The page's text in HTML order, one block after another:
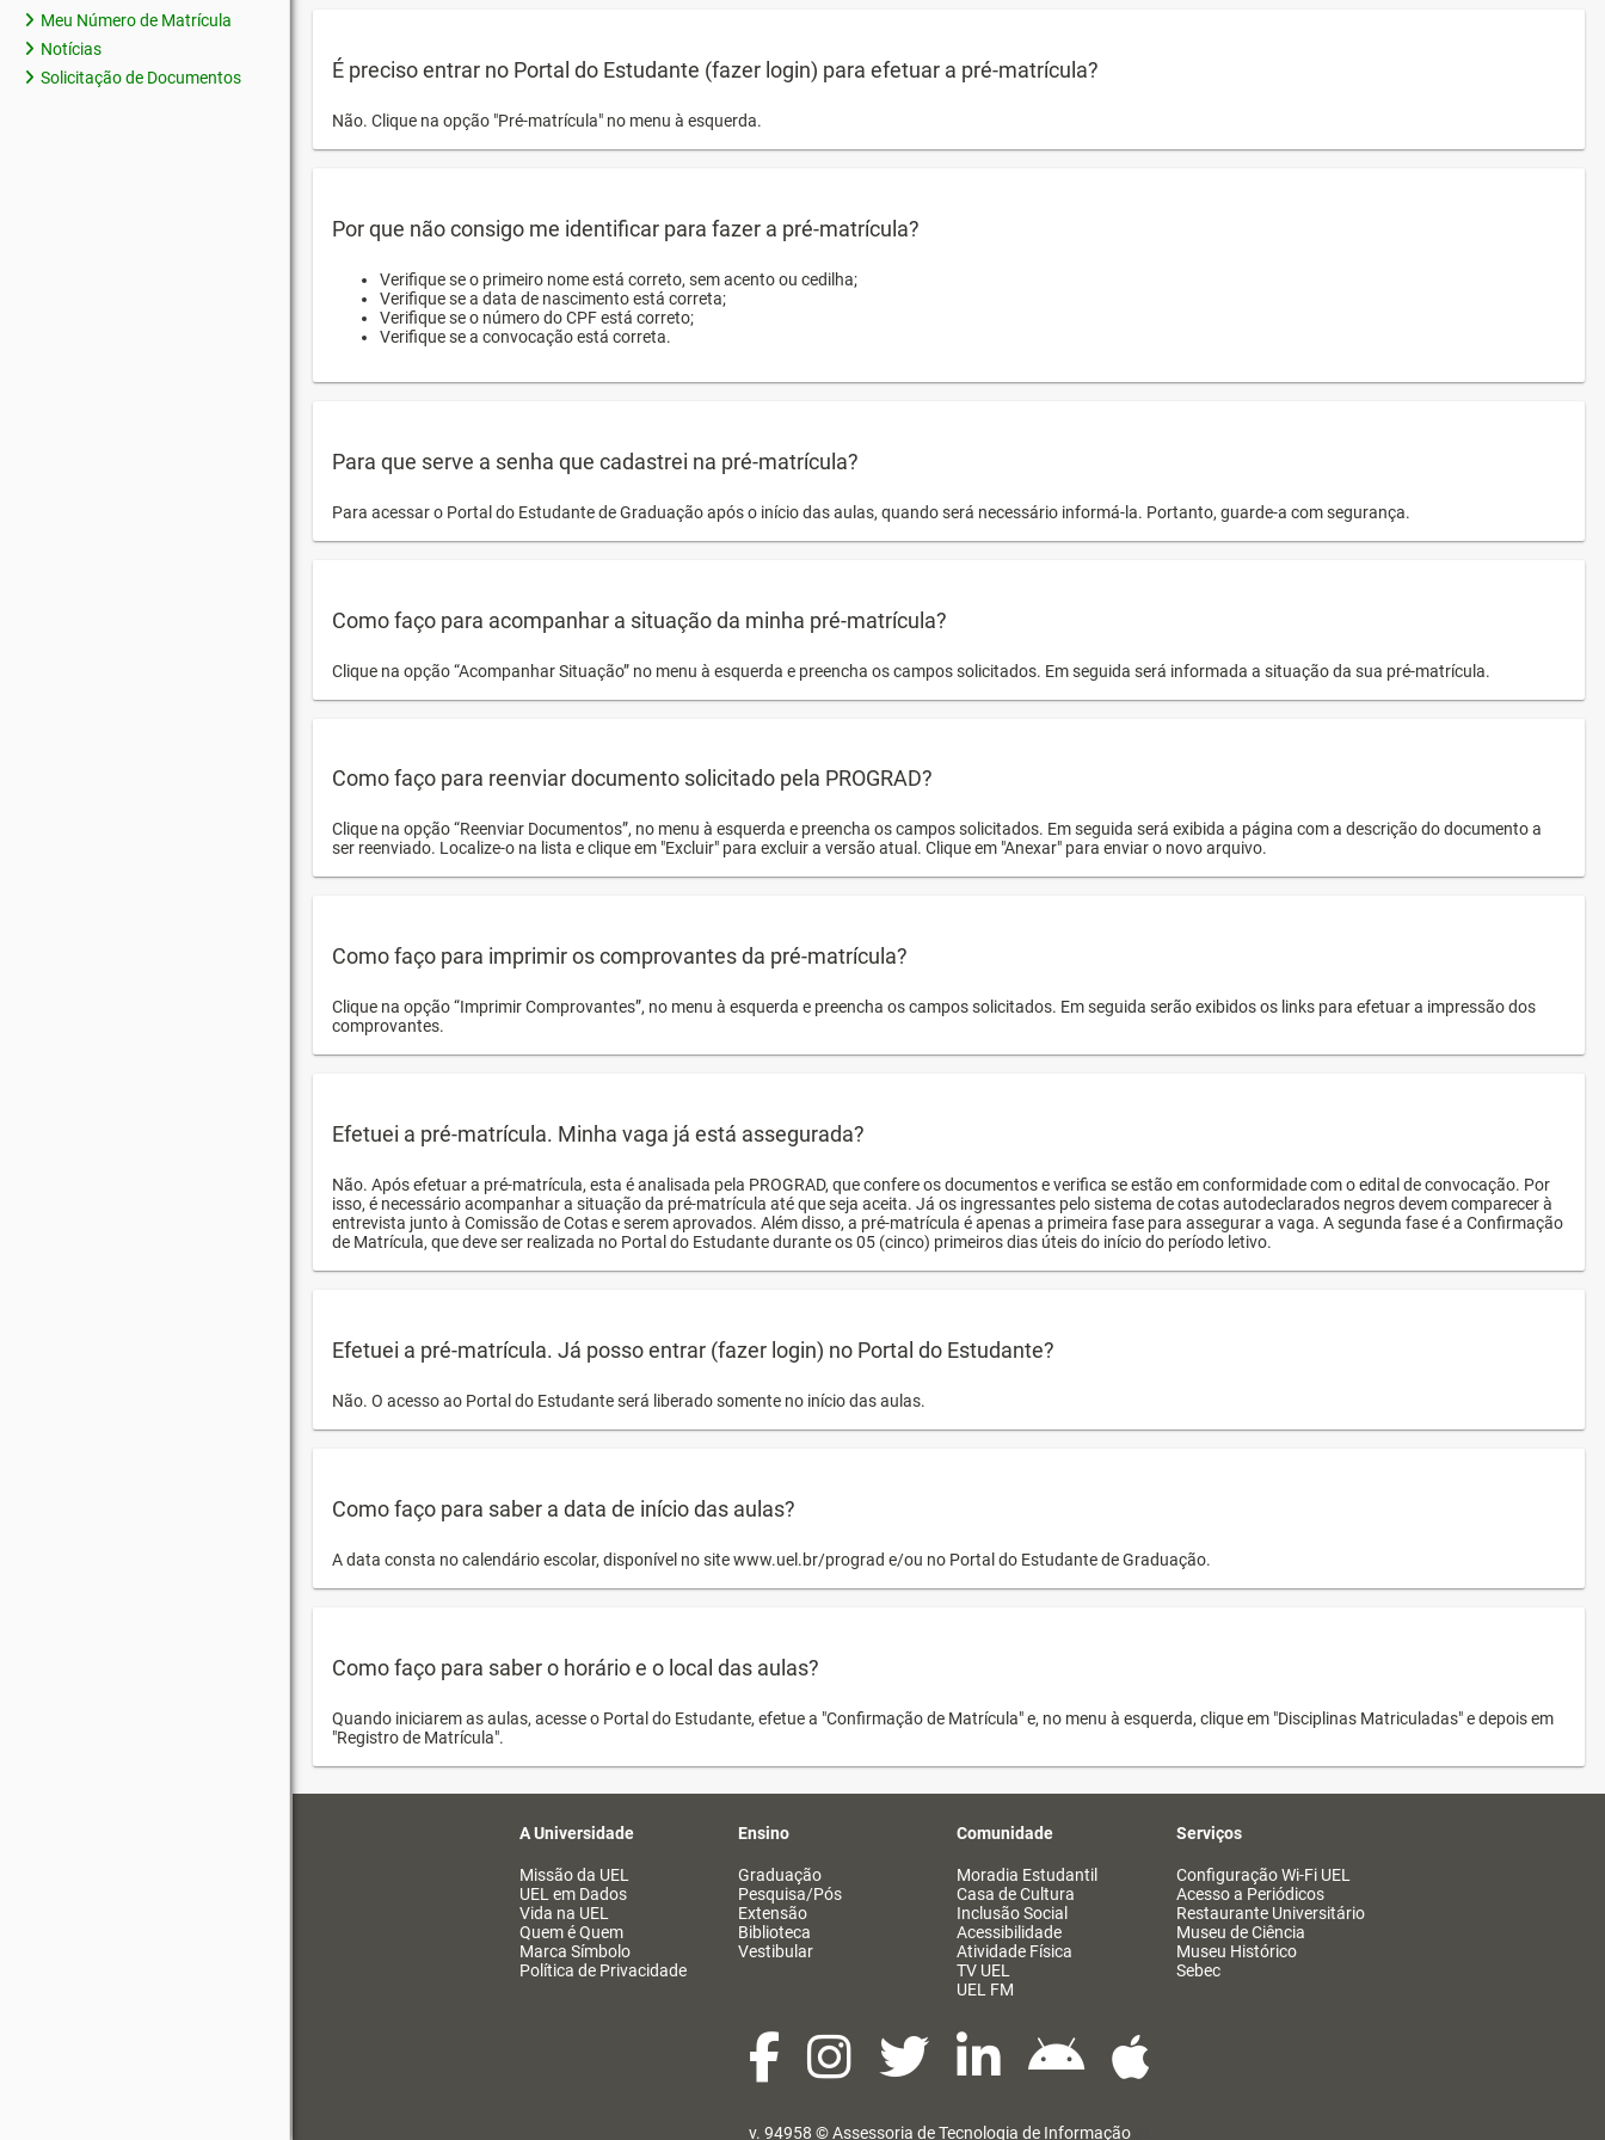
Meu Número de Matrícula
Notícias
Solicitação de Documentos
É preciso entrar no Portal do Estudante (fazer login) para efetuar a pré-matrícula?
Não. Clique na opção "Pré-matrícula" no menu à esquerda.
Por que não consigo me identificar para fazer a pré-matrícula?
Verifique se o primeiro nome está correto, sem acento ou cedilha;
Verifique se a data de nascimento está correta;
Verifique se o número do CPF está correto;
Verifique se a convocação está correta.
Para que serve a senha que cadastrei na pré-matrícula?
Para acessar o Portal do Estudante de Graduação após o início das aulas, quando será necessário informá-la. Portanto, guarde-a com segurança.
Como faço para acompanhar a situação da minha pré-matrícula?
Clique na opção “Acompanhar Situação” no menu à esquerda e preencha os campos solicitados. Em seguida será informada a situação da sua pré-matrícula.
Como faço para reenviar documento solicitado pela PROGRAD?
Clique na opção “Reenviar Documentos”, no menu à esquerda e preencha os campos solicitados. Em seguida será exibida a página com a descrição do documento a
ser reenviado. Localize-o na lista e clique em "Excluir" para excluir a versão atual. Clique em "Anexar" para enviar o novo arquivo.
Como faço para imprimir os comprovantes da pré-matrícula?
Clique na opção “Imprimir Comprovantes”, no menu à esquerda e preencha os campos solicitados. Em seguida serão exibidos os links para efetuar a impressão dos
comprovantes.
Efetuei a pré-matrícula. Minha vaga já está assegurada?
Não. Após efetuar a pré-matrícula, esta é analisada pela PROGRAD, que confere os documentos e verifica se estão em conformidade com o edital de convocação. Por
isso, é necessário acompanhar a situação da pré-matrícula até que seja aceita. Já os ingressantes pelo sistema de cotas autodeclarados negros devem comparecer à
entrevista junto à Comissão de Cotas e serem aprovados. Além disso, a pré-matrícula é apenas a primeira fase para assegurar a vaga. A segunda fase é a Confirmação
de Matrícula, que deve ser realizada no Portal do Estudante durante os 05 (cinco) primeiros dias úteis do início do período letivo.
Efetuei a pré-matrícula. Já posso entrar (fazer login) no Portal do Estudante?
Não. O acesso ao Portal do Estudante será liberado somente no início das aulas.
Como faço para saber a data de início das aulas?
A data consta no calendário escolar, disponível no site www.uel.br/prograd e/ou no Portal do Estudante de Graduação.
Como faço para saber o horário e o local das aulas?
Quando iniciarem as aulas, acesse o Portal do Estudante, efetue a "Confirmação de Matrícula" e, no menu à esquerda, clique em "Disciplinas Matriculadas" e depois em
"Registro de Matrícula".
A Universidade
Missão da UEL
UEL em Dados
Vida na UEL
Quem é Quem
Marca Símbolo
Política de Privacidade
Ensino
Graduação
Pesquisa/Pós
Extensão
Biblioteca
Vestibular
Comunidade
Moradia Estudantil
Casa de Cultura
Inclusão Social
Acessibilidade
Atividade Física
TV UEL
UEL FM
Serviços
Configuração Wi-Fi UEL
Acesso a Periódicos
Restaurante Universitário
Museu de Ciência
Museu Histórico
Sebec
v. 94958 ©Assessoria de Tecnologia de Informação